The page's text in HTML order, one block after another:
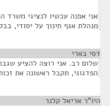
אני אפנה עכשיו לנציגי משרד
מנהלת אגף חינוך על יסודי,
דסי בארי
שלום רב. אני רוצה להציע
הפדגוגי, תקבל ראשונה את
היו"ר אריאל קלנר